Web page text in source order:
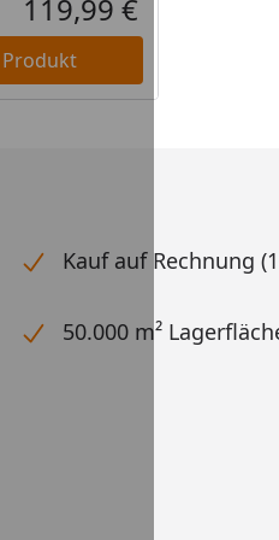
Aktueller Preis
119,99 €
Kauf auf Rechnung
50.000 m²